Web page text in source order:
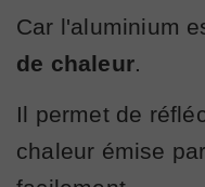
Car l'aluminium
de chaleur
Il permet de
chaleur émise